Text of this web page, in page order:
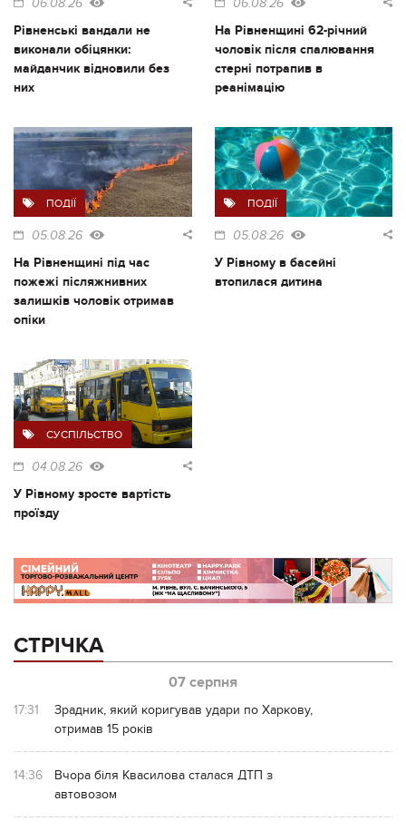
06.08.26
Рівненські вандали не
виконали обіцянки:
майданчик відновили без
них
06.08.26
На Рівненщині 62-річний
чоловік після спалювання
стерні потрапив в
реанімацію
ПОДІЇ
05.08.26
На Рівненщині під час
пожежі післяжнивних
залишків чоловік отримав
опіки
ПОДІЇ
05.08.26
У Рівному в басейні
втопилася дитина
СУСПІЛЬСТВО
04.08.26
У Рівному зросте вартість
проїзду
СТРІЧКА
07 серпня
17:31
Зрадник, який коригував удари по Харкову,
отримав 15 років
14:36
Вчора біля Квасилова сталася ДТП з
автовозом